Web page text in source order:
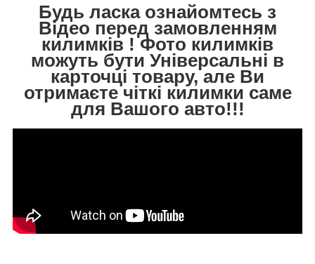
Будь ласка ознайомтесь з
Відео перед замовленням
килимків ! Фото килимків
можуть бути Універсальні в
карточці товару, але Ви
отримаєте чіткі килимки саме
для Вашого авто!!!